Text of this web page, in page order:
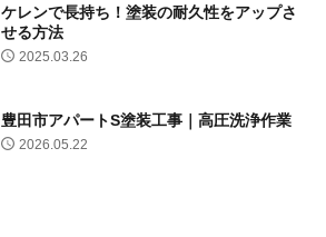
ケレンで長持ち！塗装の耐久性をアップさ
せる方法
2025.03.26
豊田市アパートS塗装工事｜高圧洗浄作業
2026.05.22